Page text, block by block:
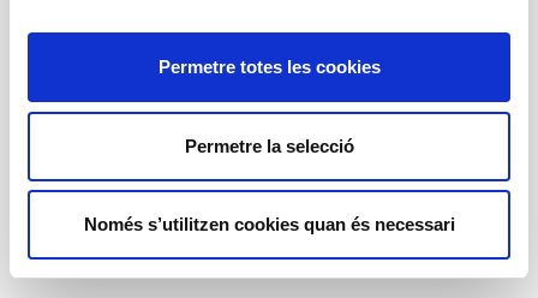
Permetre totes les cookies
Permetre la selecció
Només s’utilitzen cookies quan és necessari
MUERTE SOMOS INFINITOS (LA GUERRA)
26/06/27
FLOR (LA LOCURA)
27/06/27